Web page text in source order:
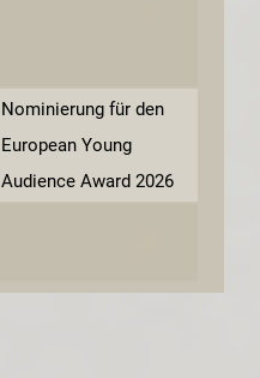
Nominierung für den
European Young
Audience Award 2026